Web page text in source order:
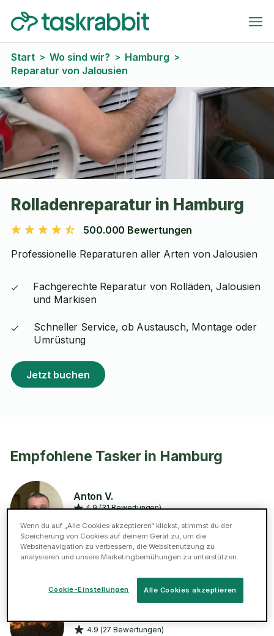
Start > Wo sind wir? > Hamburg >
Reparatur von Jalousien
Rolladenreparatur in Hamburg
500.000 Bewertungen
Professionelle Reparaturen aller Arten von Jalousien
Fachgerechte Reparatur von Rolläden, Jalousien
und Markisen
Schneller Service, ob Austausch, Montage oder
Umrüstung
Jetzt buchen
Empfohlene Tasker in Hamburg
Anton V.
4.9 (31 Bewertungen)
jalousien
Ich habe viele Erfahrungen. Ich habe mein eigene
4.9 (27 Bewertungen)
Wenn du auf „Alle Cookies akzeptieren“ klickst, stimmst du der
Speicherung von Cookies auf deinem Gerät zu, um die
Websitenavigation zu verbessern, die Websitenutzung zu
analysieren und unsere Marketingbemühungen zu unterstützen.
Alle Cookies akzeptieren
Cookie-Einstellungen